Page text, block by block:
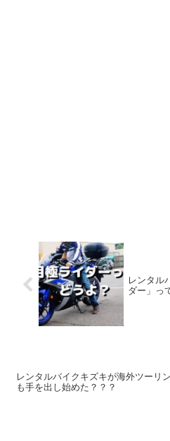
レンタル
ダー」っ
レンタルバイクキズキが海外ツーリ
も手を出し始めた？？？